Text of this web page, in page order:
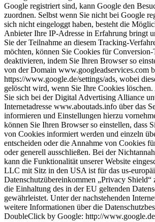
Google registriert sind, kann Google den
zuordnen. Selbst wenn Sie nicht bei Google
sich nicht eingeloggt haben, besteht die
Anbieter Ihre IP-Adresse in Erfahrung bringt
Sie der Teilnahme an diesem Tracking-
möchten, können Sie Cookies für
deaktivieren, indem Sie Ihren Browser so
von der Domain www.googleadservices.com
https://www.google.de/settings/ads, wobei
gelöscht wird, wenn Sie Ihre Cookies
Sie sich bei der Digital Advertising Alliance
Internetadresse www.aboutads.info über das
informieren und Einstellungen hierzu
können Sie Ihren Browser so einstellen, dass
von Cookies informiert werden und einzeln
entscheiden oder die Annahme von Cookies
oder generell ausschließen. Bei der
kann die Funktionalität unserer Website
LLC mit Sitz in den USA ist für das us-
Datenschutzübereinkommen „Privacy
die Einhaltung des in der EU geltenden
gewährleistet. Unter der nachstehenden
weitere Informationen über die
DoubleClick by Google: http://